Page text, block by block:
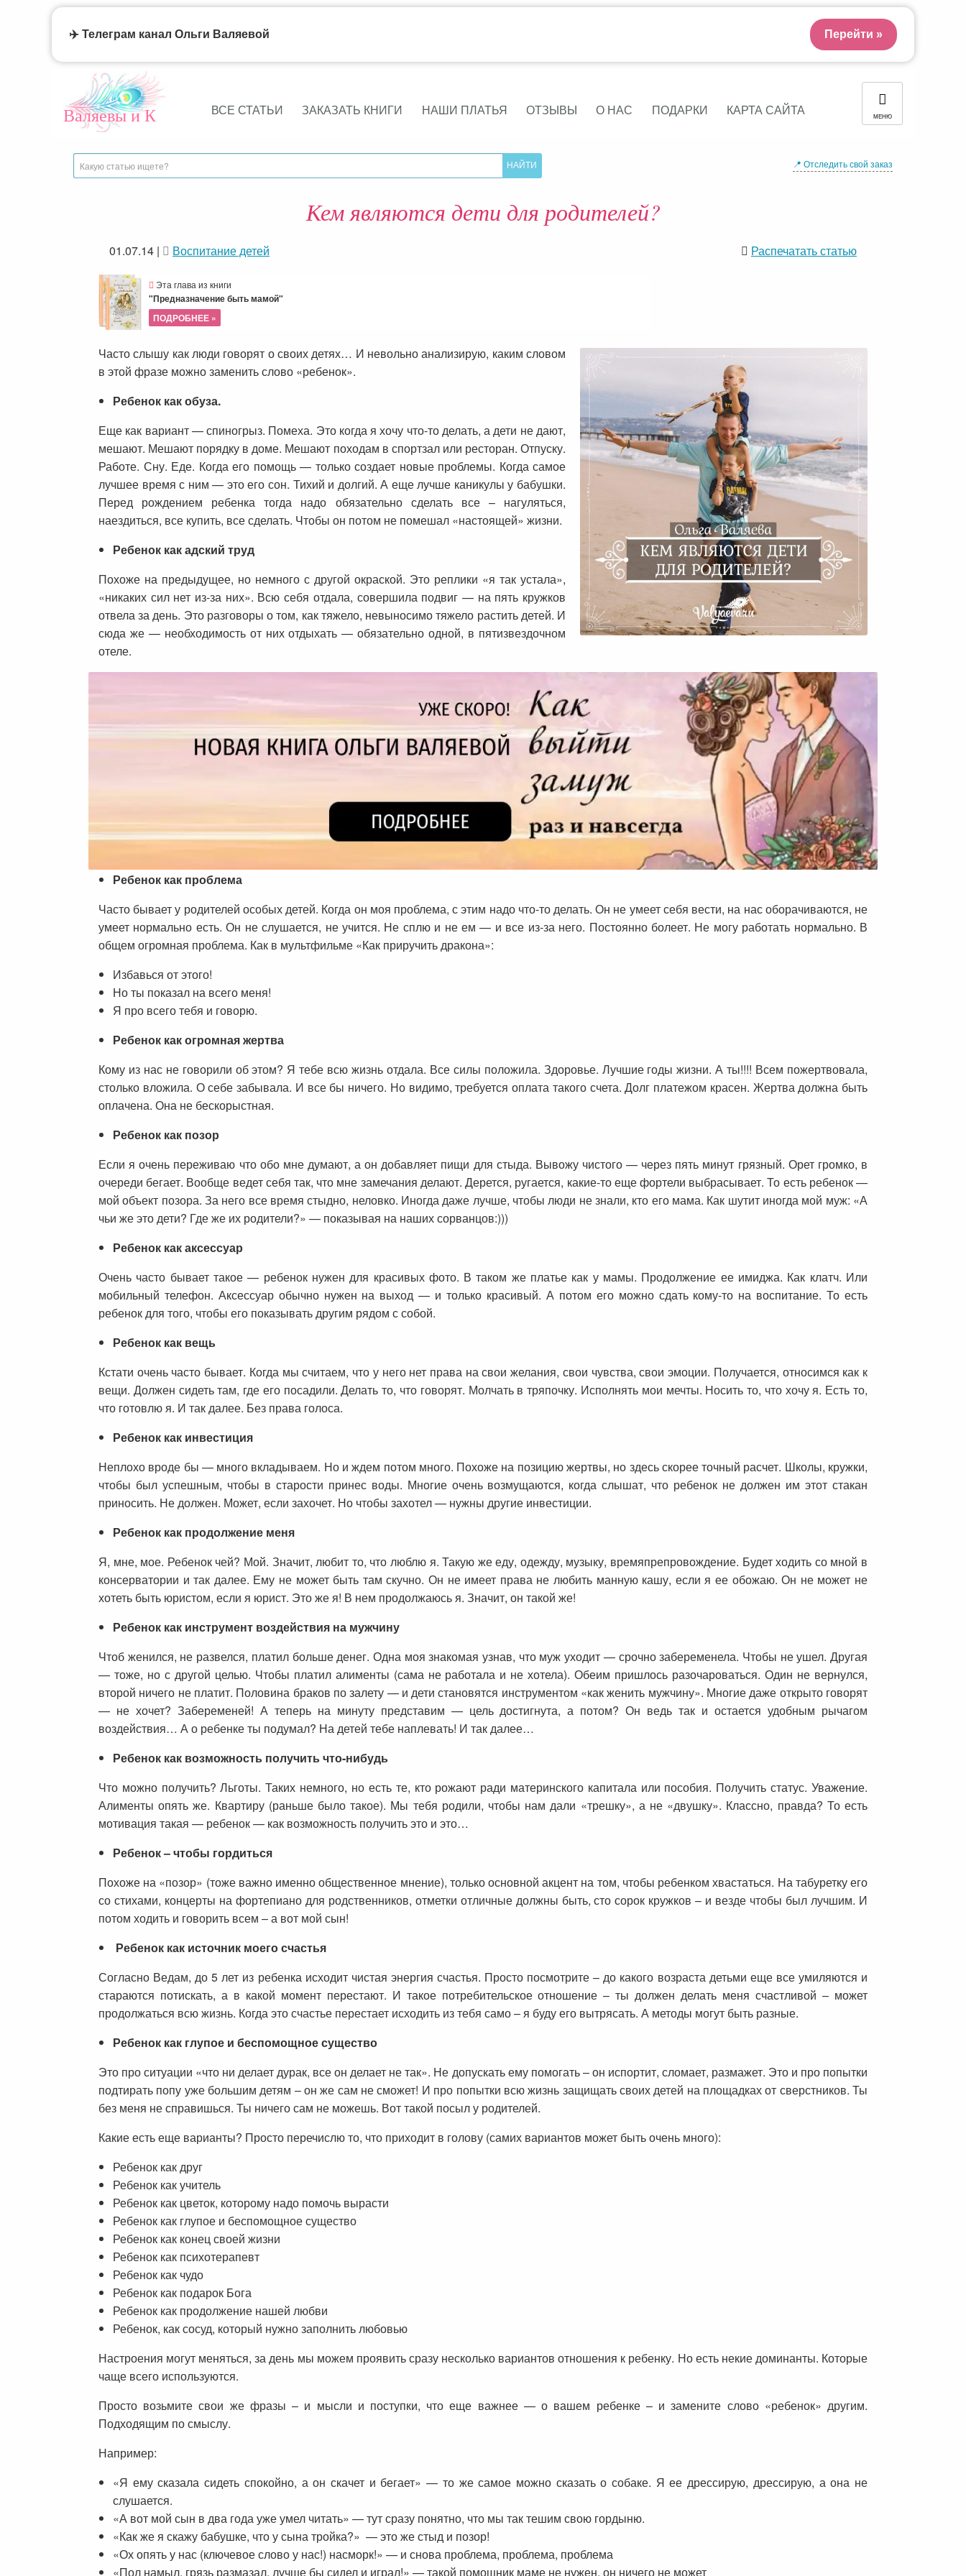
Валяевы и К ВСЕ СТАТЬИ ЗАКАЗАТЬ КНИГИ НАШИ ПЛАТЬЯ ОТЗЫВЫ О НАС ПОДАРКИ КАРТА САЙТА МЕНЮ
📍 Отследить свой заказ
Кем являются дети для родителей?
01.07.14 | Воспитание детей Распечатать статью
Эта глава из книги
"Предназначение быть мамой"
ПОДРОБНЕЕ »
Часто слышу как люди говорят о своих детях… И невольно анализирую, каким словом
в этой фразе можно заменить слово «ребенок».
Ребенок как обуза.
Еще как вариант — спиногрыз. Помеха. Это когда я хочу что-то делать, а дети не дают,
мешают. Мешают порядку в доме. Мешают походам в спортзал или ресторан. Отпуску.
Работе. Сну. Еде. Когда его помощь — только создает новые проблемы. Когда самое
лучшее время с ним — это его сон. Тихий и долгий. А еще лучше каникулы у бабушки.
Перед рождением ребенка тогда надо обязательно сделать все – нагуляться,
наездиться, все купить, все сделать. Чтобы он потом не помешал «настоящей» жизни.
Ребенок как адский труд
Похоже на предыдущее, но немного с другой окраской. Это реплики «я так устала»,
«никаких сил нет из-за них». Всю себя отдала, совершила подвиг — на пять кружков
отвела за день. Это разговоры о том, как тяжело, невыносимо тяжело растить детей. И
сюда же — необходимость от них отдыхать — обязательно одной, в пятизвездочном
отеле.
Ребенок как проблема
Часто бывает у родителей особых детей. Когда он моя проблема, с этим надо что-то делать. Он не умеет себя вести, на нас оборачиваются, не
умеет нормально есть. Он не слушается, не учится. Не сплю и не ем — и все из-за него. Постоянно болеет. Не могу работать нормально. В
общем огромная проблема. Как в мультфильме «Как приручить дракона»:
Избавься от этого!
Но ты показал на всего меня!
Я про всего тебя и говорю.
Ребенок как огромная жертва
Кому из нас не говорили об этом? Я тебе всю жизнь отдала. Все силы положила. Здоровье. Лучшие годы жизни. А ты!!!! Всем пожертвовала,
столько вложила. О себе забывала. И все бы ничего. Но видимо, требуется оплата такого счета. Долг платежом красен. Жертва должна быть
оплачена. Она не бескорыстная.
Ребенок как позор
Если я очень переживаю что обо мне думают, а он добавляет пищи для стыда. Вывожу чистого — через пять минут грязный. Орет громко, в
очереди бегает. Вообще ведет себя так, что мне замечания делают. Дерется, ругается, какие-то еще фортели выбрасывает. То есть ребенок —
мой объект позора. За него все время стыдно, неловко. Иногда даже лучше, чтобы люди не знали, кто его мама. Как шутит иногда мой муж: «А
чьи же это дети? Где же их родители?» — показывая на наших сорванцов:)))
Ребенок как аксессуар
Очень часто бывает такое — ребенок нужен для красивых фото. В таком же платье как у мамы. Продолжение ее имиджа. Как клатч. Или
мобильный телефон. Аксессуар обычно нужен на выход — и только красивый. А потом его можно сдать кому-то на воспитание. То есть
ребенок для того, чтобы его показывать другим рядом с собой.
Ребенок как вещь
Кстати очень часто бывает. Когда мы считаем, что у него нет права на свои желания, свои чувства, свои эмоции. Получается, относимся как к
вещи. Должен сидеть там, где его посадили. Делать то, что говорят. Молчать в тряпочку. Исполнять мои мечты. Носить то, что хочу я. Есть то,
что готовлю я. И так далее. Без права голоса.
Ребенок как инвестиция
Неплохо вроде бы — много вкладываем. Но и ждем потом много. Похоже на позицию жертвы, но здесь скорее точный расчет. Школы, кружки,
чтобы был успешным, чтобы в старости принес воды. Многие очень возмущаются, когда слышат, что ребенок не должен им этот стакан
приносить. Не должен. Может, если захочет. Но чтобы захотел — нужны другие инвестиции.
Ребенок как продолжение меня
Я, мне, мое. Ребенок чей? Мой. Значит, любит то, что люблю я. Такую же еду, одежду, музыку, времяпрепровождение. Будет ходить со мной в
консерватории и так далее. Ему не может быть там скучно. Он не имеет права не любить манную кашу, если я ее обожаю. Он не может не
хотеть быть юристом, если я юрист. Это же я! В нем продолжаюсь я. Значит, он такой же!
Ребенок как инструмент воздействия на мужчину
Чтоб женился, не развелся, платил больше денег. Одна моя знакомая узнав, что муж уходит — срочно забеременела. Чтобы не ушел. Другая
— тоже, но с другой целью. Чтобы платил алименты (сама не работала и не хотела). Обеим пришлось разочароваться. Один не вернулся,
второй ничего не платит. Половина браков по залету — и дети становятся инструментом «как женить мужчину». Многие даже открыто говорят
— не хочет? Забеременей! А теперь на минуту представим — цель достигнута, а потом? Он ведь так и остается удобным рычагом
воздействия… А о ребенке ты подумал? На детей тебе наплевать! И так далее…
Ребенок как возможность получить что-нибудь
Что можно получить? Льготы. Таких немного, но есть те, кто рожают ради материнского капитала или пособия. Получить статус. Уважение.
Алименты опять же. Квартиру (раньше было такое). Мы тебя родили, чтобы нам дали «трешку», а не «двушку». Классно, правда? То есть
мотивация такая — ребенок — как возможность получить это и это…
Ребенок – чтобы гордиться
Похоже на «позор» (тоже важно именно общественное мнение), только основной акцент на том, чтобы ребенком хвастаться. На табуретку его
со стихами, концерты на фортепиано для родственников, отметки отличные должны быть, сто сорок кружков – и везде чтобы был лучшим. И
потом ходить и говорить всем – а вот мой сын!
Ребенок как источник моего счастья
Согласно Ведам, до 5 лет из ребенка исходит чистая энергия счастья. Просто посмотрите – до какого возраста детьми еще все умиляются и
стараются потискать, а в какой момент перестают. И такое потребительское отношение – ты должен делать меня счастливой – может
продолжаться всю жизнь. Когда это счастье перестает исходить из тебя само – я буду его вытрясать. А методы могут быть разные.
Ребенок как глупое и беспомощное существо
Это про ситуации «что ни делает дурак, все он делает не так». Не допускать ему помогать – он испортит, сломает, размажет. Это и про попытки
подтирать попу уже большим детям – он же сам не сможет! И про попытки всю жизнь защищать своих детей на площадках от сверстников. Ты
без меня не справишься. Ты ничего сам не можешь. Вот такой посыл у родителей.
Какие есть еще варианты? Просто перечислю то, что приходит в голову (самих вариантов может быть очень много):
Ребенок как друг
Ребенок как учитель
Ребенок как цветок, которому надо помочь вырасти
Ребенок как глупое и беспомощное существо
Ребенок как конец своей жизни
Ребенок как психотерапевт
Ребенок как чудо
Ребенок как подарок Бога
Ребенок как продолжение нашей любви
Ребенок, как сосуд, который нужно заполнить любовью
Настроения могут меняться, за день мы можем проявить сразу несколько вариантов отношения к ребенку. Но есть некие доминанты. Которые
чаще всего используются.
Просто возьмите свои же фразы – и мысли и поступки, что еще важнее — о вашем ребенке – и замените слово «ребенок» другим.
Подходящим по смыслу.
Например:
«Я ему сказала сидеть спокойно, а он скачет и бегает» — то же самое можно сказать о собаке. Я ее дрессирую, дрессирую, а она не
слушается.
«А вот мой сын в два года уже умел читать» — тут сразу понятно, что мы так тешим свою гордыню.
«Как же я скажу бабушке, что у сына тройка?» — это же стыд и позор!
«Ох опять у нас (ключевое слово у нас!) насморк!» — и снова проблема, проблема, проблема
«Пол намыл, грязь размазал, лучше бы сидел и играл!» — такой помощник маме не нужен, он ничего не может
✈️ Телеграм канал Ольги Валяевой Перейти »